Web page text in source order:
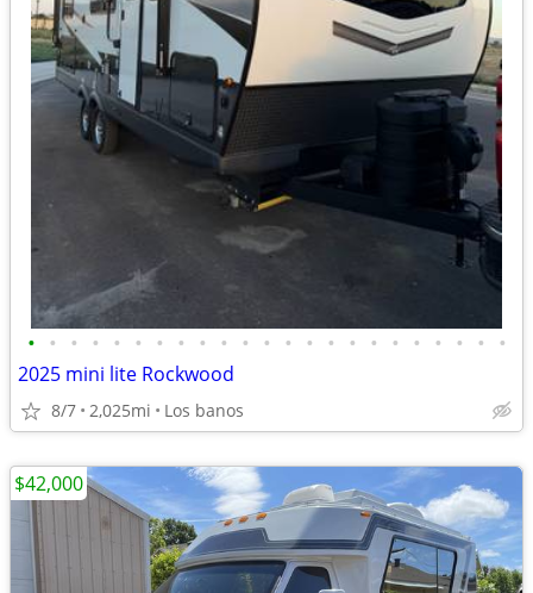
• • • • • • • • • • • • • • • • • • • • • • •
2025 mini lite Rockwood
8/7 2,025mi Los banos
$42,000